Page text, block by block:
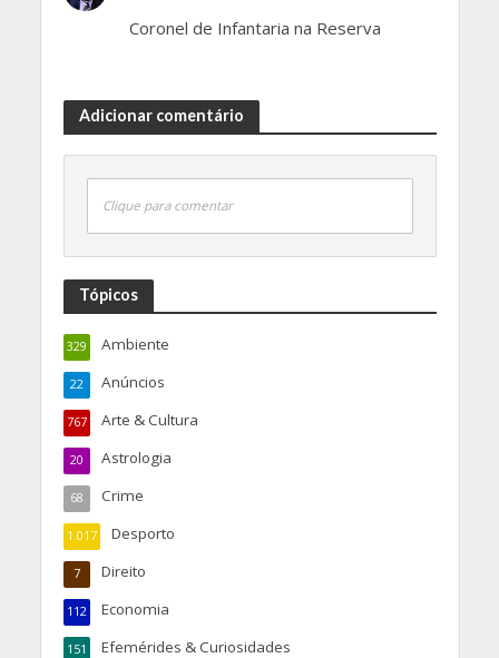
Coronel de Infantaria na Reserva
Adicionar comentário
Clique para comentar
Tópicos
Ambiente
329
Anúncios
22
Arte & Cultura
767
Astrologia
20
Crime
68
Desporto
1.017
Direito
7
Economia
112
Efemérides & Curiosidades
151